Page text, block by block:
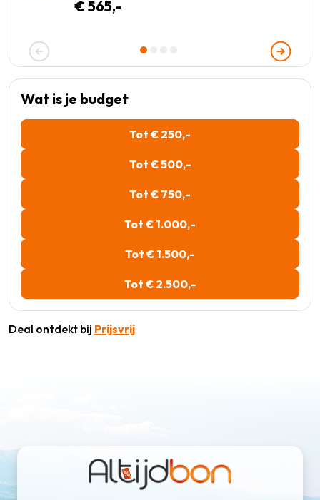
€565 p.p. = BOEKEN
€ 565,-
Wat is je budget
Tot € 250,-
Tot € 500,-
Tot € 750,-
Tot € 1.000,-
Tot € 1.500,-
Tot € 2.500,-
Deal ontdekt bij Prijsvrij